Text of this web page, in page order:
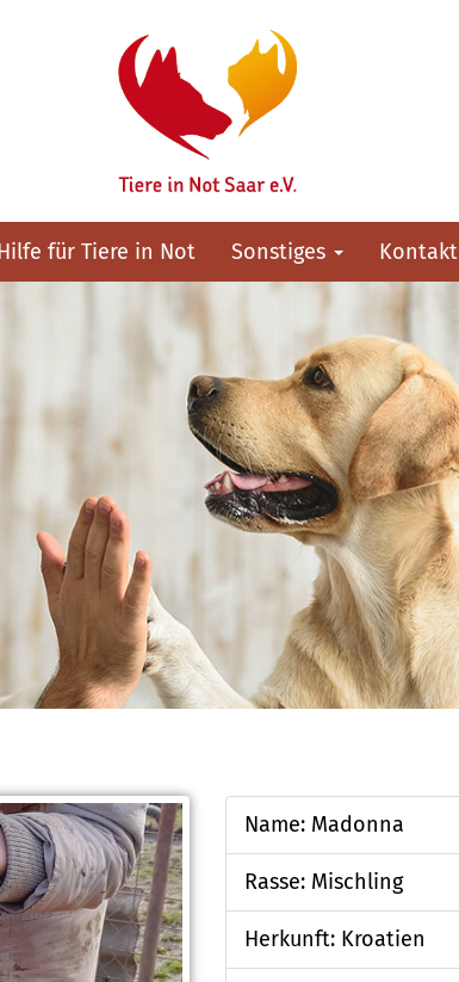
für Tiere in Not Sonstiges Kontakt
Name: Madonna
Rasse: Mischling
Herkunft: Kroatien